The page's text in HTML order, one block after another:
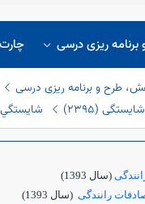
ریزی درسی
طرح و برنامه ریزی درسی
(٢٣٩٥)
شايستگي
(سال 1393)
رانندگی (سال 1393)